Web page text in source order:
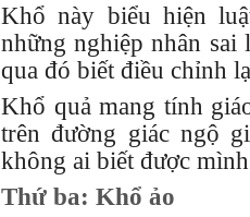
Khổ này biểu hiện
những nghiệp nhân sai
qua đó biết điều chỉnh
Khổ quả mang tính
trên đường giác ngộ
không ai biết được
Thứ ba: Khổ ảo